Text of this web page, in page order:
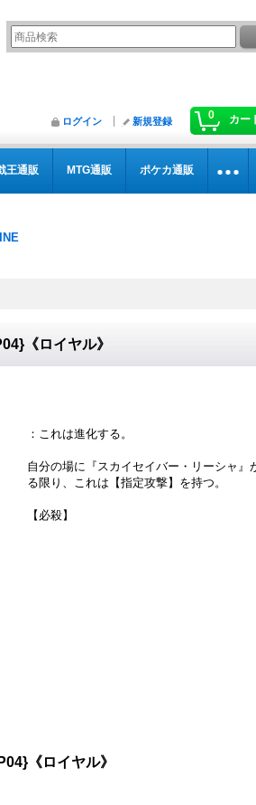
0 カー
ログイン 新規登録
王通販 MTG通販 ポケカ通販
《ロイヤル》
：これは進化する。
自分の場に『スカイセイバー・リーシャ』
る限り、これは【指定攻撃】を持つ。
【必殺】
《ロイヤル》